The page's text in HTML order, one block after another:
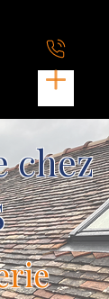
chez